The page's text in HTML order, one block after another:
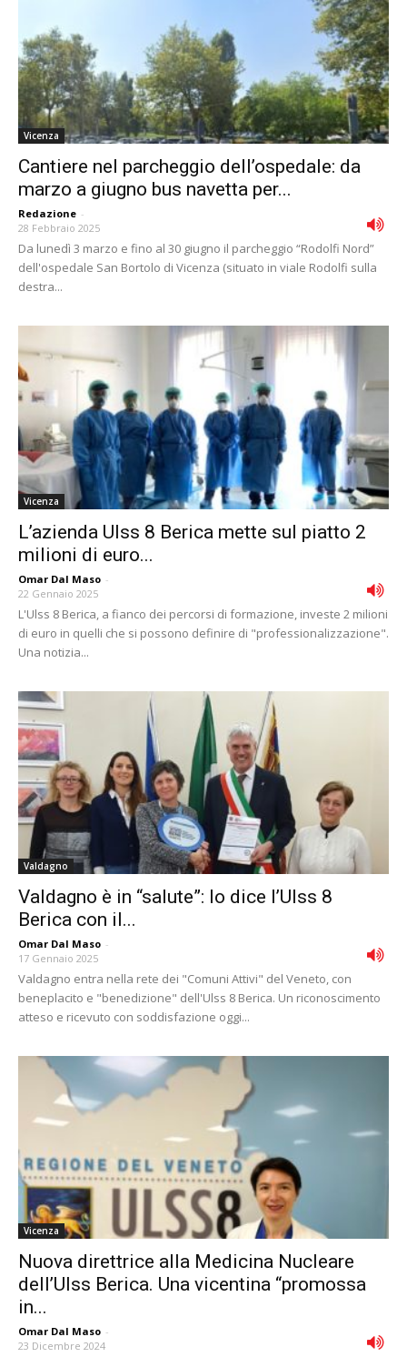
Vicenza
Cantiere nel parcheggio dell’ospedale: da
marzo a giugno bus navetta per...
Redazione -
28 Febbraio 2025
Da lunedì 3 marzo e fino al 30 giugno il parcheggio “Rodolfi Nord”
dell'ospedale San Bortolo di Vicenza (situato in viale Rodolfi sulla
destra...
Vicenza
L’azienda Ulss 8 Berica mette sul piatto 2
milioni di euro...
Omar Dal Maso -
22 Gennaio 2025
L'Ulss 8 Berica, a fianco dei percorsi di formazione, investe 2 milioni
di euro in quelli che si possono definire di "professionalizzazione".
Una notizia...
Valdagno
Valdagno è in “salute”: lo dice l’Ulss 8
Berica con il...
Omar Dal Maso -
17 Gennaio 2025
Valdagno entra nella rete dei "Comuni Attivi" del Veneto, con
beneplacito e "benedizione" dell'Ulss 8 Berica. Un riconoscimento
atteso e ricevuto con soddisfazione oggi...
Vicenza
Nuova direttrice alla Medicina Nucleare
dell’Ulss Berica. Una vicentina “promossa
in...
Omar Dal Maso -
23 Dicembre 2024